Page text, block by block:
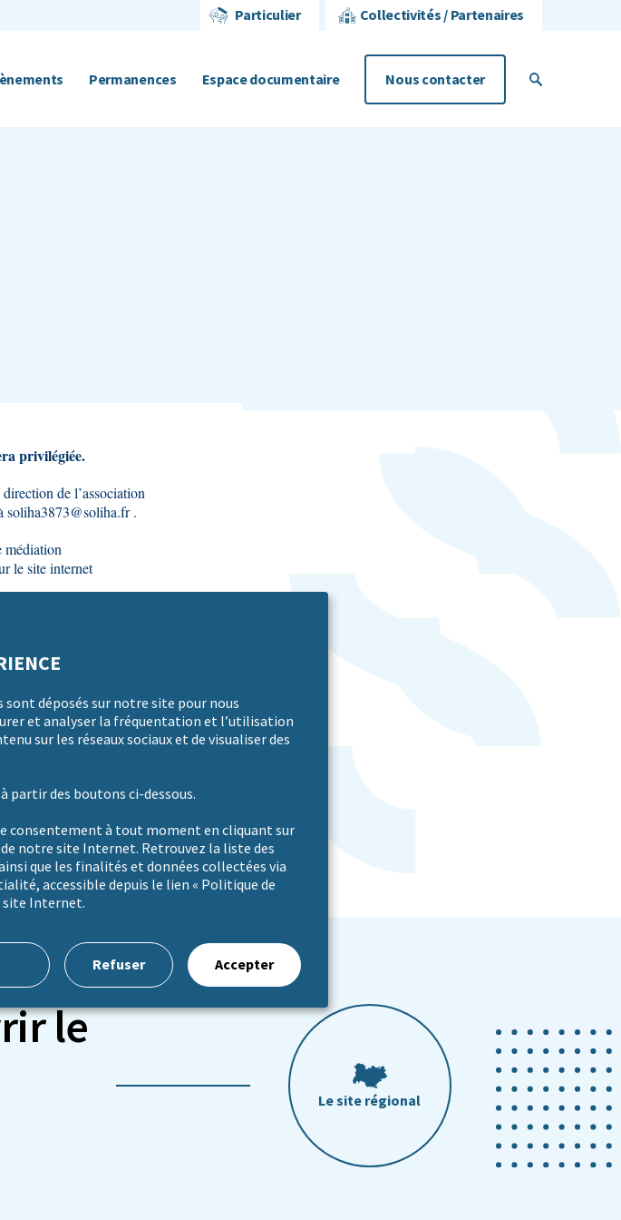
Particulier Collectivités / Partenaires
Permanences Espace documentaire Nous contacter
privilégiée.
de l’association
soliha3873@soliha.fr .
médiation
le site internet
l’article L 612-1 du code
le
Le site régional
déposés sur notre site pour nous
et analyser la fréquentation et l’utilisation
sur les réseaux sociaux et de visualiser des
partir des boutons ci-dessous.
consentement à tout moment en cliquant sur
de notre site Internet. Retrouvez la liste des
que les finalités et données collectées via
accessible depuis le lien « Politique de
site Internet.
Refuser Accepter